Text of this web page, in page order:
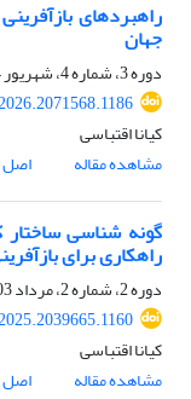
راهبردهای
جهان
دوره 3، شماره 4، شهریور 1404
کیانا اقتباسی
مشاهده مقاله
اصل
گونه شناسی
راهکاری برای
دوره 2، شماره 2، مرداد 1403
کیانا اقتباسی
مشاهده مقاله
اصل